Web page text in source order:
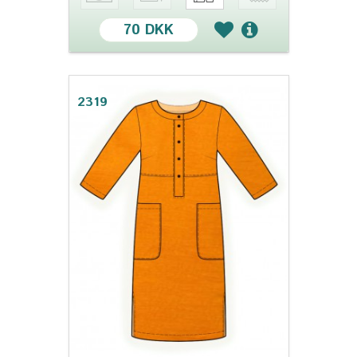
70 DKK
2319